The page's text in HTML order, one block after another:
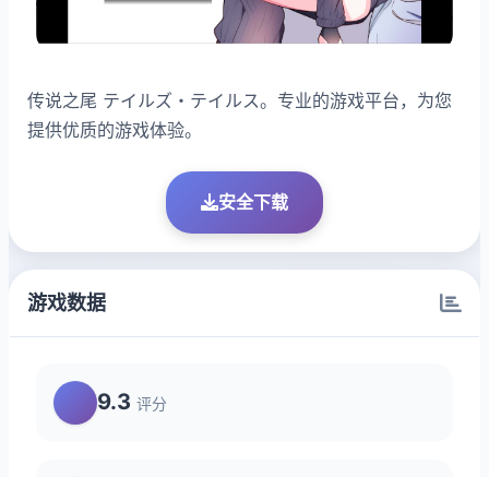
传说之尾 テイルズ・テイルス。专业的游戏平台，为您
提供优质的游戏体验。
安全下载
游戏数据
9.3 评分